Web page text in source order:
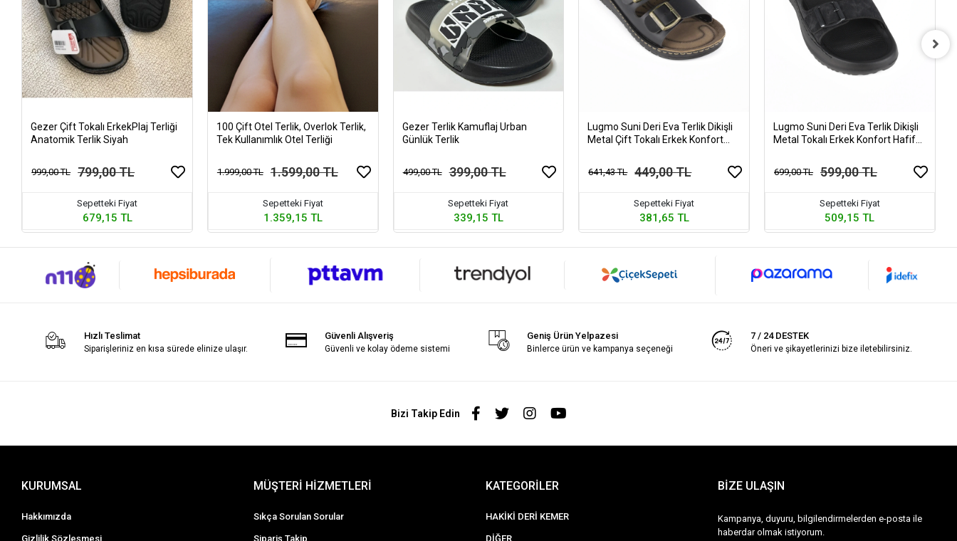
Gezer Çift Tokalı ErkekPlaj Terliği
Anatomik Terlik Siyah
999,00 TL 799,00 TL
Sepetteki Fiyat
679,15 TL
100 Çift Otel Terlik, Overlok Terlik,
Tek Kullanımlık Otel Terliği
1.999,00 TL 1.599,00 TL
Sepetteki Fiyat
1.359,15 TL
Gezer Terlik Kamuflaj Urban
Günlük Terlik
499,00 TL 399,00 TL
Sepetteki Fiyat
339,15 TL
Lugmo Suni Deri Eva Terlik Dikişli
Metal Çift Tokalı Erkek Konfort
641,43 TL 449,00 TL
Sepetteki Fiyat
381,65 TL
Lugmo Suni Deri Eva Terlik Dikişli
Metal Tokalı Erkek Konfort Hafif
699,00 TL 599,00 TL
Sepetteki Fiyat
509,15 TL
Hızlı Teslimat
Siparişleriniz en kısa sürede elinize ulaşır.
Güvenli Alışveriş
Güvenli ve kolay ödeme sistemi
Geniş Ürün Yelpazesi
Binlerce ürün ve kampanya seçeneği
7 / 24 DESTEK
Öneri ve şikayetlerinizi bize iletebilirsiniz.
Bizi Takip Edin
KURUMSAL
Hakkımızda
Gizlilik Sözleşmesi
MÜŞTERİ HİZMETLERİ
Sıkça Sorulan Sorular
Sipariş Takip
KATEGORİLER
HAKİKİ DERİ KEMER
DİĞER
BİZE ULAŞIN
Kampanya, duyuru, bilgilendirmelerden e-posta ile
haberdar olmak istiyorum.